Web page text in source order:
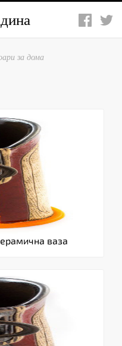
за дома
ваза